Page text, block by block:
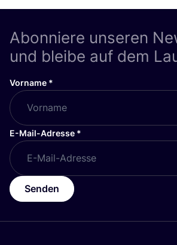
Abonniere unseren
und bleibe auf dem
Vorname *
E-Mail-Adresse *
Senden